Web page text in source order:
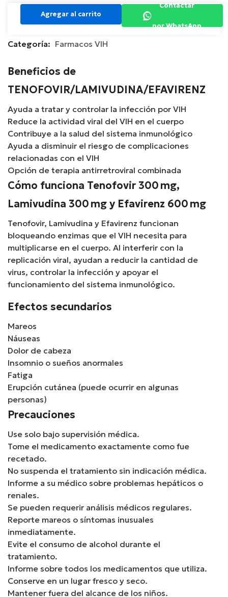
Agregar al carrito
Contactar
por WhatsApp
Categoría: Farmacos VIH
Beneficios de
TENOFOVIR/LAMIVUDINA/EFAVIRENZ
Ayuda a tratar y controlar la infección por VIH
Reduce la actividad viral del VIH en el cuerpo
Contribuye a la salud del sistema inmunológico
Ayuda a disminuir el riesgo de complicaciones
relacionadas con el VIH
Opción de terapia antirretroviral combinada
Cómo funciona Tenofovir 300 mg,
Lamivudina 300 mg y Efavirenz 600 mg
Tenofovir, Lamivudina y Efavirenz funcionan
bloqueando enzimas que el VIH necesita para
multiplicarse en el cuerpo. Al interferir con la
replicación viral, ayudan a reducir la cantidad de
virus, controlar la infección y apoyar el
funcionamiento del sistema inmunológico.
Efectos secundarios
Mareos
Náuseas
Dolor de cabeza
Insomnio o sueños anormales
Fatiga
Erupción cutánea (puede ocurrir en algunas
personas)
Precauciones
Use solo bajo supervisión médica.
Tome el medicamento exactamente como fue
recetado.
No suspenda el tratamiento sin indicación médica.
Informe a su médico sobre problemas hepáticos o
renales.
Se pueden requerir análisis médicos regulares.
Reporte mareos o síntomas inusuales
inmediatamente.
Evite el consumo de alcohol durante el
tratamiento.
Informe sobre todos los medicamentos que utiliza.
Conserve en un lugar fresco y seco.
Mantener fuera del alcance de los niños.